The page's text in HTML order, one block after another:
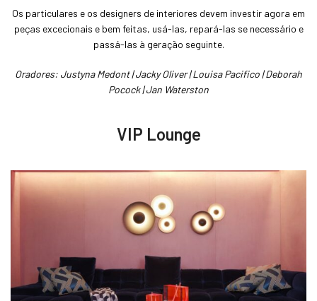
Os particulares e os designers de interiores devem investir agora em
peças excecionais e bem feitas, usá-las, repará-las se necessário e
passá-las à geração seguinte.
Oradores: Justyna Medont | Jacky Oliver | Louisa Pacifico | Deborah
Pocock | Jan Waterston
VIP Lounge